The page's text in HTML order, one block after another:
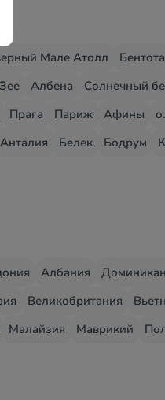
Мале Атолл Бентота
Албена
Солнечный
Прага Париж Афины
Анталия Белек Бодрум
Албания
Великобритания
Малайзия Маврикий